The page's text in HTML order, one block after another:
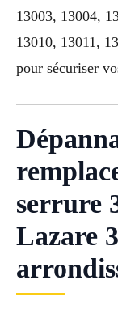
13003, 13004,
13010, 13011,
pour sécuriser
serrure
Lazare